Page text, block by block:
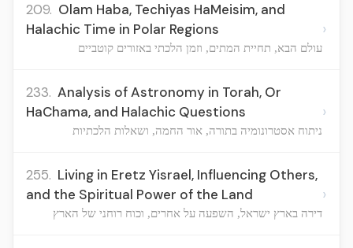
209. Olam Haba, Techiyas HaMeisim, and
Halachic Time in Polar Regions
עולם הבא, תחיית המתים, וזמן הלכתי באזורים קוטביים
›
233. Analysis of Astronomy in Torah, Or
HaChama, and Halachic Questions
ניתוח אסטרונומיה בתורה, אור החמה, ושאלות הלכתיות
›
255. Living in Eretz Yisrael, Influencing Others,
and the Spiritual Power of the Land
דירה בארץ ישראל, השפעה על אחרים, וכוח רוחני של הארץ
›